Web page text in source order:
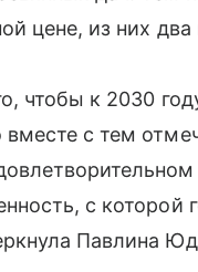
цене, из них
чтобы к 2030
с тем
с
Павлина